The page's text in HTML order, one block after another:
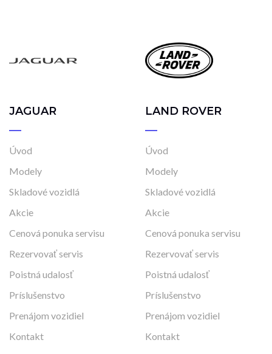
JAGUAR
Úvod
Modely
Skladové vozidlá
Akcie
Cenová ponuka servisu
Rezervovať servis
Poistná udalosť
Príslušenstvo
Prenájom vozidiel
Kontakt
LAND ROVER
Úvod
Modely
Skladové vozidlá
Akcie
Cenová ponuka servisu
Rezervovať servis
Poistná udalosť
Príslušenstvo
Prenájom vozidiel
Kontakt